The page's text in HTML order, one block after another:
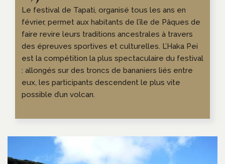
Le festival de Tapati, organisé tous les ans en
février, permet aux habitants de l’île de Pâques de
faire revire leurs traditions ancestrales à travers
des épreuves sportives et culturelles. L’Haka Pei
est la compétition la plus spectaculaire du festival
: allongés sur des troncs de bananiers liés entre
eux, les participants descendent le plus vite
possible d’un volcan.